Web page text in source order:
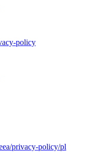
policy
privacy-policy/pl